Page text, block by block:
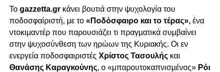
Το gazzetta.grκάνει βουτιά στην ψυχολογία του
ποδοσφαίριστή, με το «Ποδόσφαιρο και το τέρας», ένα
ντοκιμαντέρ που παρουσιάζει τι πραγματικά συμβαίνει
στην ψυχοσύνθεση των ηρώων της Κυριακής. Οι εν
ενεργεία ποδοσφαιριστές Χρίστος Τασουλήςκαι
Θανάσης Καραγκούνης, ο «μπαρουτοκαπνισμένος» Ρόι